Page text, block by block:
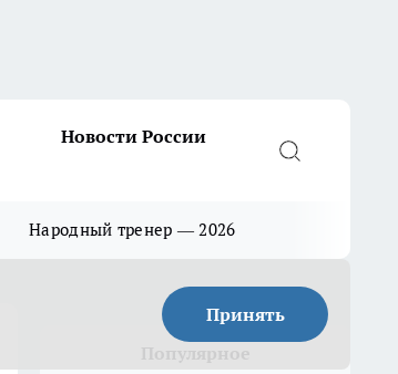
Новости России
Народный тренер — 2026
Принять